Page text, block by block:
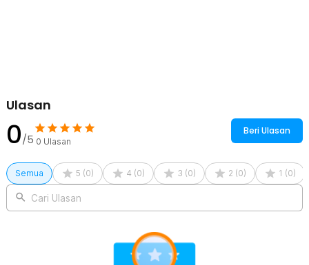
1 x Panduan Penggunaan
Ulasan
0/5 0 Ulasan
Beri Ulasan
Semua 5 (0) 4 (0) 3 (0) 2 (0) 1 (0)
Cari Ulasan